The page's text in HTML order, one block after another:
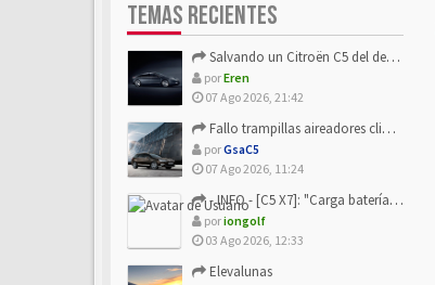
TEMAS RECIENTES
Salvando un Citroën C5 del desguace: Presentación y seguimiento
porEren
07 Ago 2026, 21:42
Fallo trampillas aireadores climatizador
porGsaC5
07 Ago 2026, 11:24
- INFO - [C5 X7]: "Carga batería o alimentación eléctri...
poriongolf
03 Ago 2026, 12:33
Elevalunas